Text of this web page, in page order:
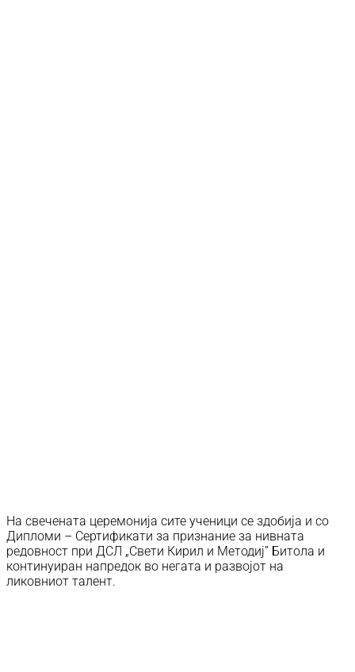
На свечената церемонија сите ученици се здобија и со
Дипломи – Сертификати за признание за нивната
редовност при ДСЛ „Свети Кирил и Методиј” Битола и
континуиран напредок во негата и развојот на
ликовниот талент.